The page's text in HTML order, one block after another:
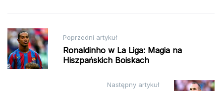
Nawigacja
wpisu
Poprzedni artykuł
Ronaldinho w La Liga: Magia na
Hiszpańskich Boiskach
Następny artykuł